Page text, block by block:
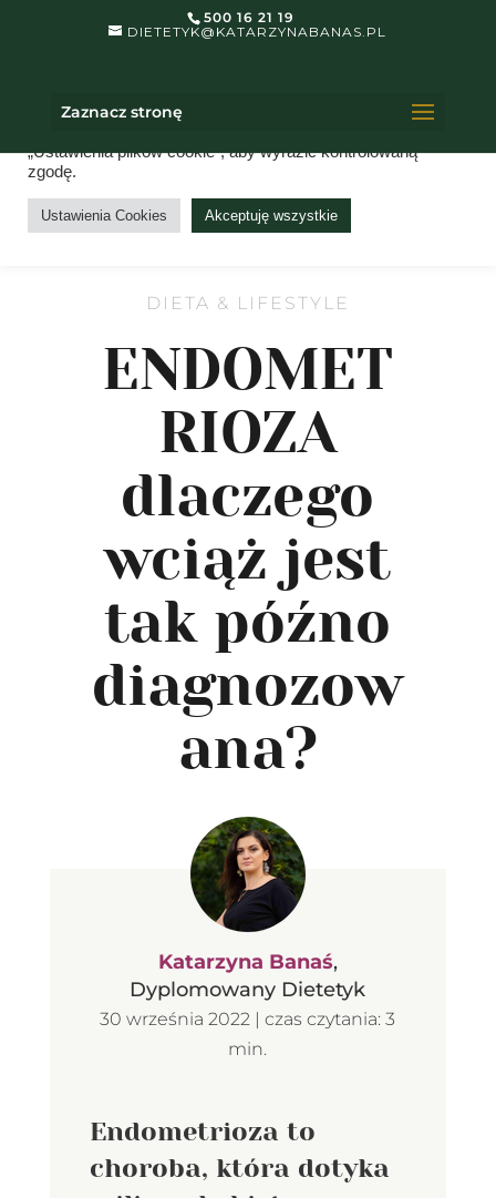
500 16 21 19
DIETETYK@KATARZYNABANAS.PL
Zaznacz stronę
DIETA & LIFESTYLE
ENDOMET
RIOZA
dlaczego
wciąż jest
tak późno
diagnozow
ana?
Katarzyna Banaś,
Dyplomowany Dietetyk
30 września 2022 | czas czytania: 3
min.
Endometrioza to
choroba, która dotyka
Dbam o Twoją prywatność.
„Akceptuj wszystko”, wyrażasz zgodę na użycie
„Ustawienia plików cookie”, aby wyrazić kontrolowaną
zgodę.
Ustawienia Cookies Akceptuję wszystkie